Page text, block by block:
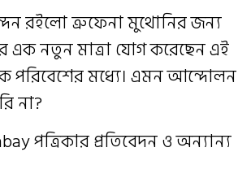
রইলো ত্রুফেনা মুথোনির জন্য
এক নতুন মাত্রা যোগ করেছেন এই
পরিবেশের মধ্যে। এমন আন্দোলন
না?
পত্রিকার প্রতিবেদন ও অন্যান্য